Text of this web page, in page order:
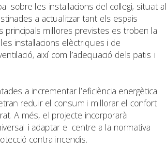
les instal·lacions del col·legi, situat al
a actualitzar tant els espais
principals millores previstes es troben la
instal·lacions elèctriques i de
així com l’adequació dels patis i
a incrementar l’eficiència energètica
reduir el consum i millorar el confort
A més, el projecte incorporarà
i adaptar el centre a la normativa
contra incendis.